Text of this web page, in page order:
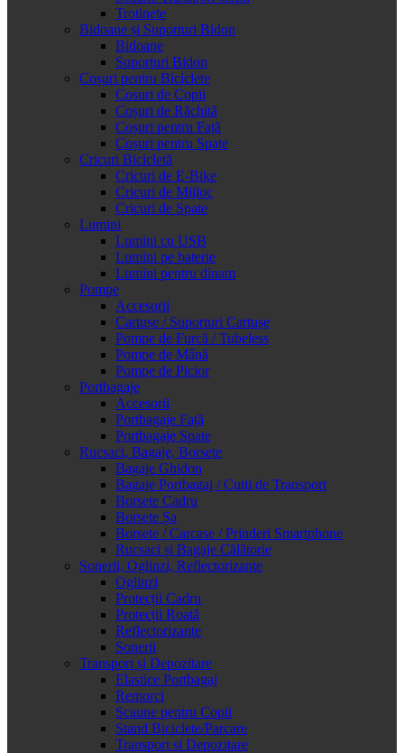
Trotinete
Bidoane și Suporturi Bidon
Bidoane
Suporturi Bidon
Coșuri pentru Biciclete
Cosuri de Copii
Coșuri de Răchită
Coșuri pentru Față
Coșuri pentru Spate
Cricuri Bicicletă
Cricuri de E-Bike
Cricuri de Mijloc
Cricuri de Spate
Lumini
Lumini cu USB
Lumini pe baterie
Lumini pentru dinam
Pompe
Accesorii
Cartușe / Suporturi Cartușe
Pompe de Furcă / Tubeless
Pompe de Mână
Pompe de Picior
Portbagaje
Accesorii
Portbagaje Față
Portbagaje Spate
Rucsaci, Bagaje, Borsete
Bagaje Ghidon
Bagaje Portbagaj / Cutii de Transport
Borsete Cadru
Borsete Șa
Borsete / Carcase / Prinderi Smartphone
Rucsaci și Bagaje Călătorie
Sonerii, Oglinzi, Reflectorizante
Oglinzi
Protecții Cadru
Protecții Roată
Reflectorizante
Sonerii
Transport și Depozitare
Elastice Portbagaj
Remorci
Scaune pentru Copii
Stand Biciclete/Parcare
Transport si Depozitare